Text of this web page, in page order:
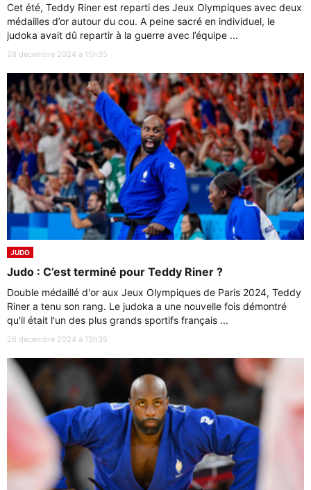
Cet été, Teddy Riner est reparti des Jeux Olympiques avec deux
médailles d’or autour du cou. A peine sacré en individuel, le
judoka avait dû repartir à la guerre avec l’équipe ...
28 décembre 2024 à 15h35
JUDO
Judo : C’est terminé pour Teddy Riner ?
Double médaillé d'or aux Jeux Olympiques de Paris 2024, Teddy
Riner a tenu son rang. Le judoka a une nouvelle fois démontré
qu'il était l'un des plus grands sportifs français ...
26 décembre 2024 à 13h35